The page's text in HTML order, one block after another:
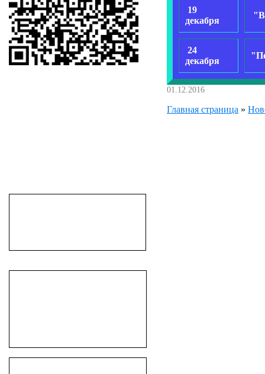
19
декабря
24
декабря
01.12.2016
Главная страница »